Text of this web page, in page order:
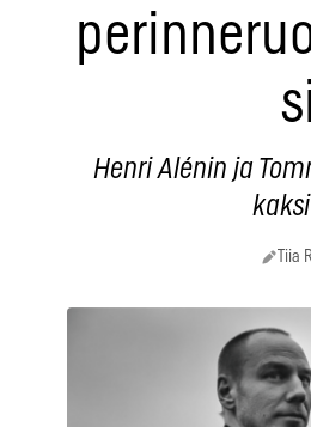
Henri Alénin ja
Tiia